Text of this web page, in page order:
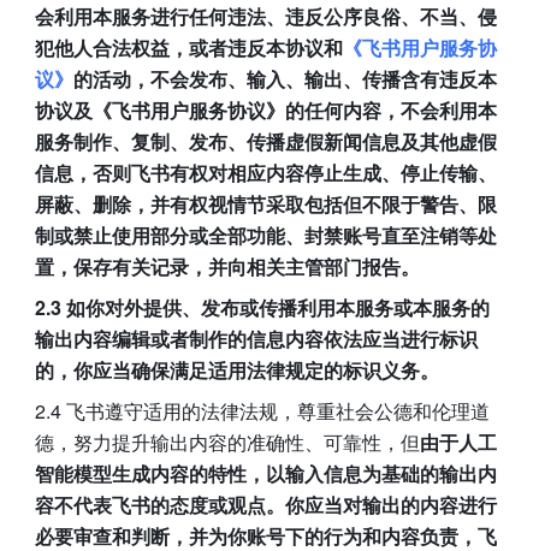
会利用本服务进行任何违法、违反公序良俗、不当、侵
犯他人合法权益，或者违反本协议和《飞书用户服务协
议》 的活动，不会发布、输入、输出、传播含有违反本
协议及《飞书用户服务协议》的任何内容，不会利用本
服务制作、复制、发布、传播虚假新闻信息及其他虚假
信息，否则飞书有权对相应内容停止生成、停止传输、
屏蔽、删除，并有权视情节采取包括但不限于警告、限
制或禁止使用部分或全部功能、封禁账号直至注销等处
置，保存有关记录，并向相关主管部门报告。
2.3 如你对外提供、发布或传播利用本服务或本服务的
输出内容编辑或者制作的信息内容依法应当进行标识
的，你应当确保满足适用法律规定的标识义务。
2.4 飞书遵守适用的法律法规，尊重社会公德和伦理道
德，努力提升输出内容的准确性、可靠性，但由于人工
智能模型生成内容的特性，以输入信息为基础的输出内
容不代表飞书的态度或观点。你应当对输出的内容进行
必要审查和判断，并为你账号下的行为和内容负责，飞